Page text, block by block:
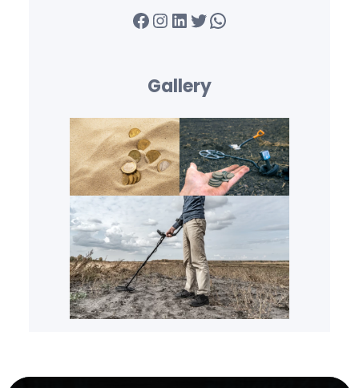
Facebook InstagramLinkedIn Twitter WhatsApp
Gallery